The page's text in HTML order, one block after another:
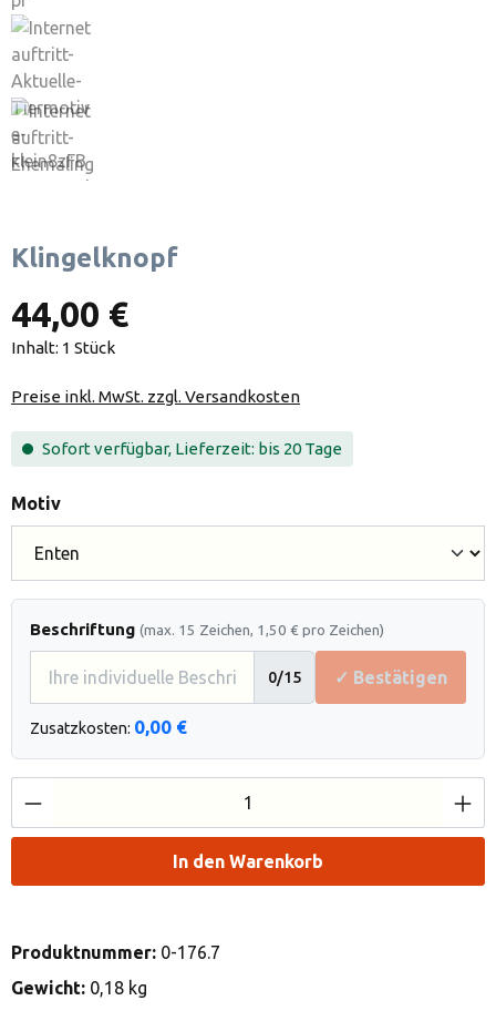
Klingelknopf
44,00 €
Inhalt: 1 Stück
Preise inkl. MwSt. zzgl. Versandkosten
Sofort verfügbar, Lieferzeit: bis 20 Tage
Motivauswählen
Beschriftung (max. 15 Zeichen, 1,50 € pro Zeichen)
0/15 ✓ Bestätigen
Zusatzkosten: 0,00 €
Produkt Anzahl: Gib den gewünschten
In den Warenkorb
Produktnummer: 0-176.7
Gewicht: 0,18 kg